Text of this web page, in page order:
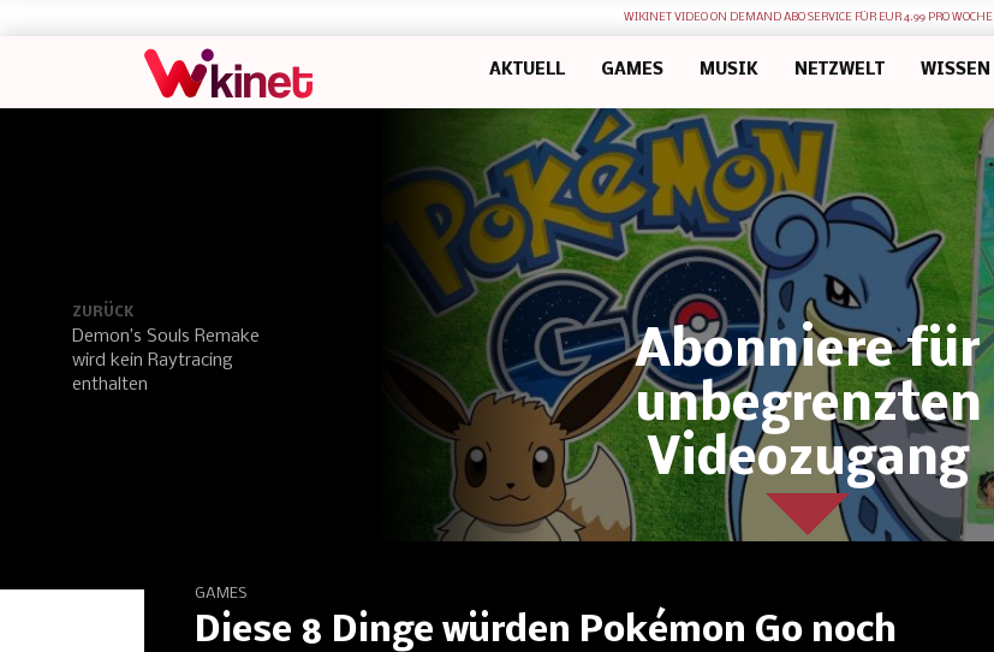
WIKINET VIDEO ON DEMAND ABO SERVICE FÜR EUR 4.99 PRO WOCHE
AKTUELL GAMES MUSIK NETZWELT WISSEN
Abonniere für
unbegrenzten
Videozugang
ZURÜCK
Demon’s Souls Remake
wird kein Raytracing
enthalten
GAMES
Diese 8 Dinge würden Pokémon Go noch